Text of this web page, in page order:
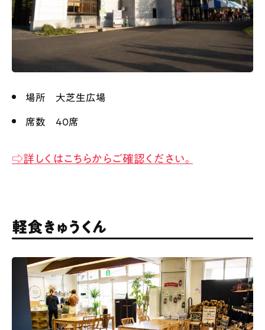
場所 大芝生広場
席数 40席
⇨詳しくはこちらからご確認ください。
軽食きゅうくん